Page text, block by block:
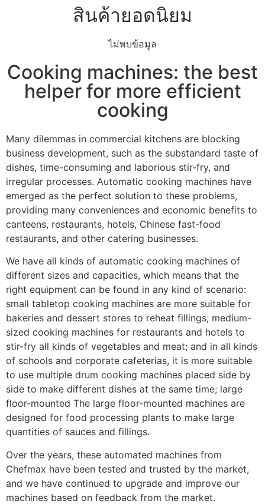
สินค้ายอดนิยม
ไม่พบข้อมูล
Cooking machines: the best
helper for more efficient
cooking
Many dilemmas in commercial kitchens are blocking
business development, such as the substandard taste of
dishes, time-consuming and laborious stir-fry, and
irregular processes. Automatic cooking machines have
emerged as the perfect solution to these problems,
providing many conveniences and economic benefits to
canteens, restaurants, hotels, Chinese fast-food
restaurants, and other catering businesses.
We have all kinds of automatic cooking machines of
different sizes and capacities, which means that the
right equipment can be found in any kind of scenario:
small tabletop cooking machines are more suitable for
bakeries and dessert stores to reheat fillings; medium-
sized cooking machines for restaurants and hotels to
stir-fry all kinds of vegetables and meat; and in all kinds
of schools and corporate cafeterias, it is more suitable
to use multiple drum cooking machines placed side by
side to make different dishes at the same time; large
floor-mounted The large floor-mounted machines are
designed for food processing plants to make large
quantities of sauces and fillings.
Over the years, these automated machines from
Chefmax have been tested and trusted by the market,
and we have continued to upgrade and improve our
machines based on feedback from the market.